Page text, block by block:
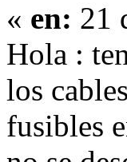
« en: 21
Hola :
los
fusibles